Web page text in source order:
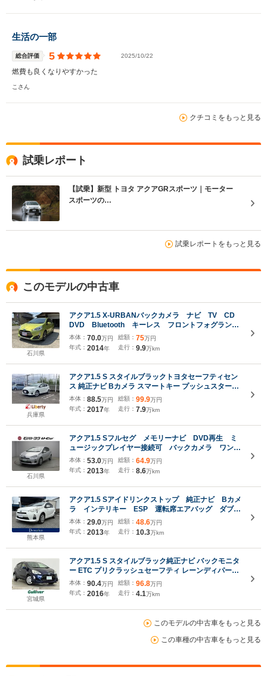
生活の一部
総合評価 5 2025/10/22
燃費も良くなりやすかった
こさん
クチコミをもっと見る
試乗レポート
【試乗】新型 トヨタ アクアGRスポーツ｜モーター
スポーツの…
試乗レポートをもっと見る
このモデルの中古車
石川県
アクア1.5 X-URBANバックカメラ ナビ TV CD
DVD Bluetooth キーレス フロントフォグラン
プ ルーフレール
本体： 70.0万円
年式： 2014年
総額： 75万円
走行： 9.9万km
兵庫県
アクア1.5 S スタイルブラックトヨタセーフティセン
ス 純正ナビ Bカメラ スマートキー プッシュスタート
オートハイビーム 電動格納ミラー オートエアコン ヘ
ッドライトレベライザー
本体： 88.5万円
年式： 2017年
総額： 99.9万円
走行： 7.9万km
石川県
アクア1.5 Sフルセグ メモリーナビ DVD再生 ミ
ュージックプレイヤー接続可 バックカメラ ワンオ
ーナー 記録簿
本体： 53.0万円
年式： 2013年
総額： 64.9万円
走行： 8.6万km
熊本県
アクア1.5 Sアイドリンクストップ 純正ナビ Bカメ
ラ インテリキー ESP 運転席エアバッグ ダブル
エアバッグ PS ABS
本体： 29.0万円
年式： 2013年
総額： 48.6万円
走行： 10.3万km
宮城県
アクア1.5 S スタイルブラック純正ナビ バックモニタ
ー ETC プリクラッシュセーフティ レーンディパーチ
ャーアラート オートマチックハイビーム 運転席アー
ムレスト スマートキー フルオートエアコン フルセグ
TV Bluetooth 禁煙車
本体： 90.4万円
年式： 2016年
総額： 96.8万円
走行： 4.1万km
このモデルの中古車をもっと見る
この車種の中古車をもっと見る